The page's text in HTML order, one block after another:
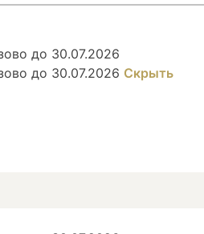
до 30.07.2026
до 30.07.2026 Скрыть